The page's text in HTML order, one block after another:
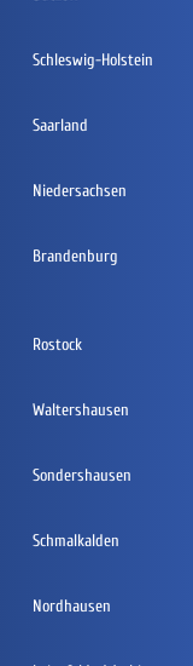
Schleswig-Holstein
Saarland
Niedersachsen
Brandenburg
Rostock
Waltershausen
Sondershausen
Schmalkalden
Nordhausen